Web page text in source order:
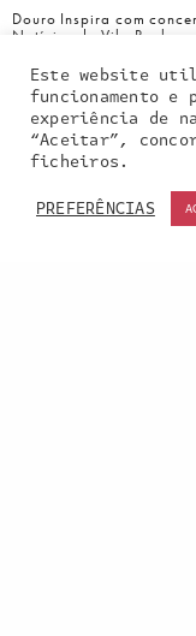
Douro Inspira com
Notícias de Vila Real
Este website
funcionamento e
experiência de
“Aceitar”,
ficheiros.
PREFERÊNCIAS
Our site uses
cookies:cookie